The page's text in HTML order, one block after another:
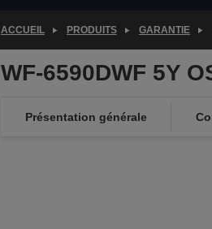
ACCUEIL PRODUITS GARANTIE
WF-6590DWF 5Y
Présentation générale